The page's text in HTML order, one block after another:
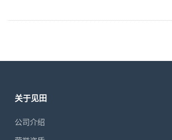
关于见田
公司介绍